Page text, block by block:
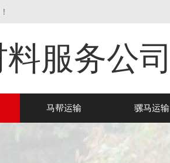
服务公司
马帮运输 骡马运输